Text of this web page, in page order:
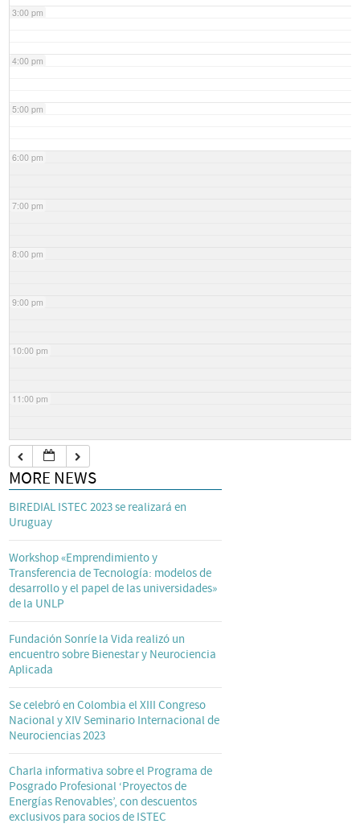
3:00 pm
4:00 pm
5:00 pm
6:00 pm
7:00 pm
8:00 pm
9:00 pm
10:00 pm
11:00 pm
MORE NEWS
BIREDIAL ISTEC 2023 se realizará en
Uruguay
Workshop «Emprendimiento y
Transferencia de Tecnología: modelos de
desarrollo y el papel de las universidades»
de la UNLP
Fundación Sonríe la Vida realizó un
encuentro sobre Bienestar y Neurociencia
Aplicada
Se celebró en Colombia el XIII Congreso
Nacional y XIV Seminario Internacional de
Neurociencias 2023
Charla informativa sobre el Programa de
Posgrado Profesional ‘Proyectos de
Energías Renovables’, con descuentos
exclusivos para socios de ISTEC